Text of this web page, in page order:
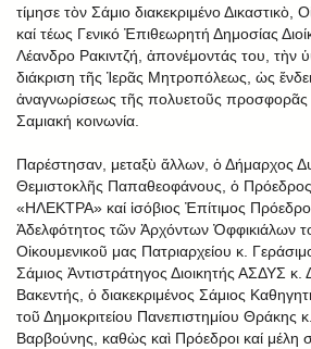
τίμησε τὸν Σάμιο διακεκριμένο Δικαστικὸ,
καί τέως Γενικό Ἐπιθεωρητή Δημοσίας
Λέανδρο Ρακιντζή, ἀπονέμοντάς του, τὴν
διάκριση τῆς Ἱερᾶς Μητροπόλεως, ὡς
ἀναγνωρίσεως τῆς πολυετοῦς προσφορᾶς
Σαμιακή κοινωνία.
Παρέστησαν, μεταξὺ ἄλλων, ὁ Δήμαρχος
Θεμιστοκλῆς Παπαθεοφάνους, ὁ Πρόεδρος
«ΗΛΕΚΤΡΑ» καί ἱσόβιος Ἐπίτιμος
Ἀδελφότητος τῶν Ἀρχόντων Ὀφφικιάλων
Οἰκουμενικοῦ μας Πατριαρχείου κ.
Σάμιος Ἀντιστράτηγος Διοικητής ΑΣΔΥΣ κ.
Βακεντής, ὁ διακεκριμένος Σάμιος
τοῦ Δημοκριτείου Πανεπιστημίου Θράκης
Βαρβούνης, καθὼς καὶ Πρόεδροι καί μέλη